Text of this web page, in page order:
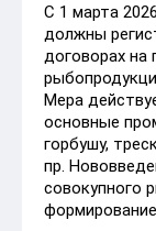
С 1 марта
должны
договорах на
Мера
основные
горбушу,
пр.
совокупного